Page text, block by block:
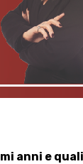
anni e